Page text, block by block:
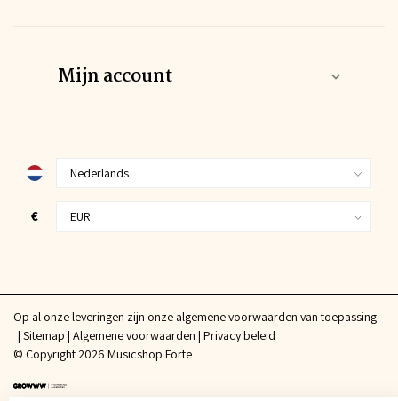
Mijn account
€
Op al onze leveringen zijn onze algemene voorwaarden van toepassing
Sitemap Algemene voorwaarden Privacy beleid
© Copyright 2026 Musicshop Forte